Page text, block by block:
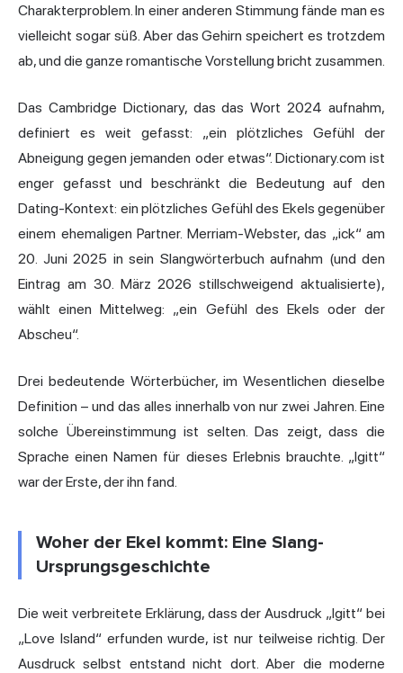
Charakterproblem. In einer anderen Stimmung fände man es
vielleicht sogar süß. Aber das Gehirn speichert es trotzdem
ab, und die ganze romantische Vorstellung bricht zusammen.
Das Cambridge Dictionary, das das Wort 2024 aufnahm,
definiert es weit gefasst: „ein plötzliches Gefühl der
Abneigung gegen jemanden oder etwas“. Dictionary.com ist
enger gefasst und beschränkt die Bedeutung auf den
Dating-Kontext: ein plötzliches Gefühl des Ekels gegenüber
einem ehemaligen Partner. Merriam-Webster, das „ick“ am
20. Juni 2025 in sein Slangwörterbuch aufnahm (und den
Eintrag am 30. März 2026 stillschweigend aktualisierte),
wählt einen Mittelweg: „ein Gefühl des Ekels oder der
Abscheu“.
Drei bedeutende Wörterbücher, im Wesentlichen dieselbe
Definition – und das alles innerhalb von nur zwei Jahren. Eine
solche Übereinstimmung ist selten. Das zeigt, dass die
Sprache einen Namen für dieses Erlebnis brauchte. „Igitt“
war der Erste, der ihn fand.
Woher der Ekel kommt: Eine Slang-
Ursprungsgeschichte
Die weit verbreitete Erklärung, dass der Ausdruck „Igitt“ bei
„Love Island“ erfunden wurde, ist nur teilweise richtig. Der
Ausdruck selbst entstand nicht dort. Aber die moderne